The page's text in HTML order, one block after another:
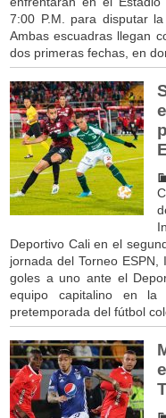
7:00 P.M. para disputar
Ambas escuadras llegan
dos primeras fechas, en
Deportivo Cali en el
jornada del Torneo
goles a uno ante el
equipo capitalino en
pretemporada del fútbol